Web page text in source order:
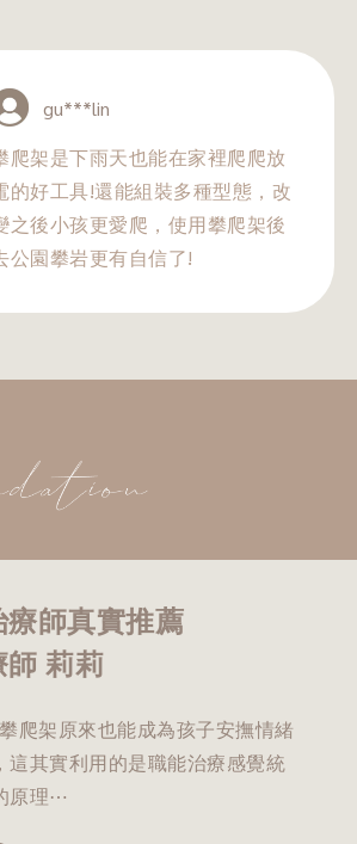
gu***lin
爬架是下雨天也能在家裡爬爬放
的好工具!還能組裝多種型態，改
之後小孩更愛爬，使用攀爬架後
公園攀岩更有自信了!
師真實推薦
莉莉
爬架原來也能成為孩子安撫情緒
這其實利用的是職能治療感覺統
原理⋯